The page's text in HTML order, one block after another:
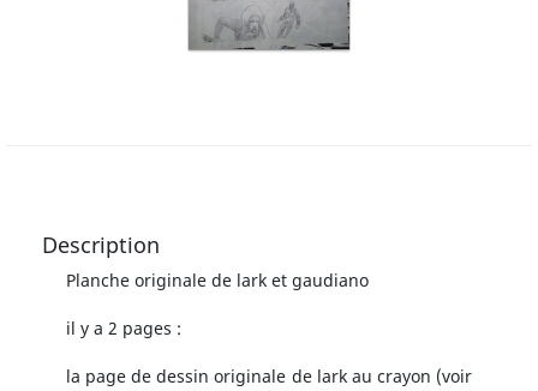
Description
Planche originale de lark et gaudiano
il y a 2 pages :
la page de dessin originale de lark au crayon (voir